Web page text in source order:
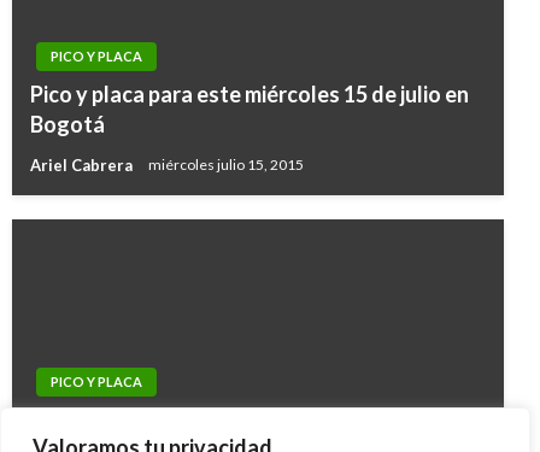
PICO Y PLACA
Pico y placa para este miércoles 15 de julio en
Bogotá
Ariel Cabrera miércoles julio 15, 2015
PICO Y PLACA
PICO Y PLACA
Pico y placa para este miércoles 24 de agosto